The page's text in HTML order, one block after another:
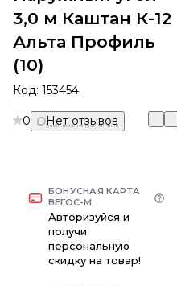
3,0 м Каштан К-12
Альта Профиль
(10)
Код: 153454
0 Нет отзывов
БОНУСНАЯ КАРТА
ВЕГОС-М
Авторизуйся и
получи
персональную
скидку на товар!